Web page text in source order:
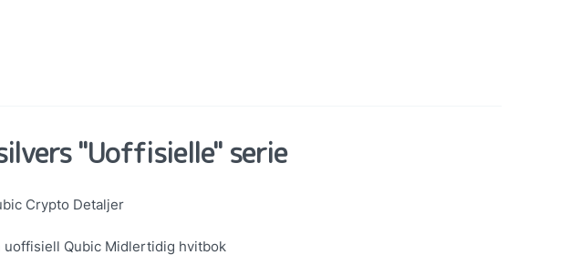
"Uoffisielle" serie
Crypto Detaljer
uoffisiell Qubic Midlertidig hvitbok